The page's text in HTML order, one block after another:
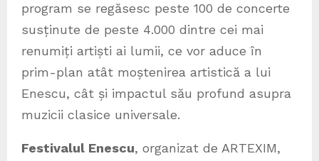
program se regăsesc peste 100 de concerte
susținute de peste 4.000 dintre cei mai
renumiți artiști ai lumii, ce vor aduce în
prim-plan atât moștenirea artistică a lui
Enescu, cât și impactul său profund asupra
muzicii clasice universale.
Festivalul Enescu, organizat de ARTEXIM,